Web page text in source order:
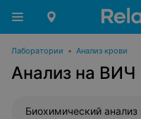
Лаборатории • Анализ крови
Анализ на ВИЧ
Биохимический анализ